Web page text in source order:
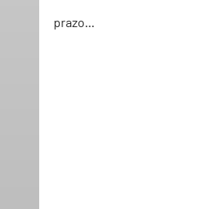
prazo...